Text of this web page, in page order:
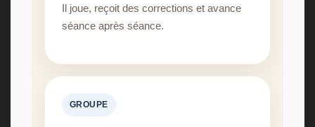
Il joue, reçoit des corrections et avance
séance après séance.
GROUPE